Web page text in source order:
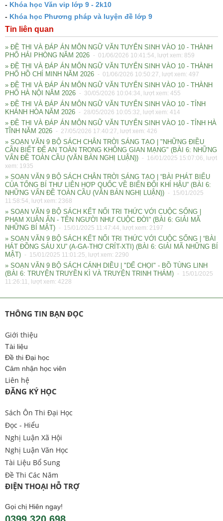
- Khóa học Văn vip lớp 9 - 2k10
- Khóa học Phương pháp và luyện đề lớp 9
Tin liên quan
» ĐỀ THI VÀ ĐÁP ÁN MÔN NGỮ VĂN TUYỂN SINH VÀO 10 - THÀNH
PHỐ HẢI PHÒNG NĂM 2026 - 01/06/2026 10:41:54, lượt xem: 859
» ĐỀ THI VÀ ĐÁP ÁN MÔN NGỮ VĂN TUYỂN SINH VÀO 10 - THÀNH
PHỐ HỒ CHÍ MINH NĂM 2026 - 01/06/2026 10:50:27, lượt xem: 497
» ĐỀ THI VÀ ĐÁP ÁN MÔN NGỮ VĂN TUYỂN SINH VÀO 10 - THÀNH
PHỐ HÀ NỘI NĂM 2026 - 30/05/2026 10:04:34, lượt xem: 455
» ĐỀ THI VÀ ĐÁP ÁN MÔN NGỮ VĂN TUYỂN SINH VÀO 10 - TỈNH
KHÁNH HÒA NĂM 2026 - 28/05/2026 10:05:32, lượt xem: 414
» ĐỀ THI VÀ ĐÁP ÁN MÔN NGỮ VĂN TUYỂN SINH VÀO 10 - TỈNH HÀ
TĨNH NĂM 2026 - 27/05/2026 17:40:27, lượt xem: 426
» SOẠN VĂN 9 BỘ SÁCH CHÂN TRỜI SÁNG TẠO | "NHỮNG ĐIỀU
CẦN BIẾT ĐỂ AN TOÀN TRONG KHÔNG GIAN MẠNG" (BÀI 6: NHỮNG
VẤN ĐỀ TOÀN CẦU (VĂN BẢN NGHỊ LUẬN)) - 16/01/2025 15:07:06, lượt
xem: 1935
» SOẠN VĂN 9 BỘ SÁCH CHÂN TRỜI SÁNG TẠO | “BÀI PHÁT BIỂU
CỦA TỔNG BÍ THƯ LIÊN HỢP QUỐC VỀ BIẾN ĐỔI KHÍ HẬU” (BÀI 6:
NHỮNG VẤN ĐỀ TOÀN CẦU (VĂN BẢN NGHỊ LUẬN)) - 15/01/2025
11:58:54, lượt xem: 2368
» SOẠN VĂN 9 BỘ SÁCH KẾT NỐI TRI THỨC VỚI CUỘC SỐNG |
PHẠM XUÂN ẨN - TÊN NGƯỜI NHƯ CUỘC ĐỜI” (BÀI 6: GIẢI MÃ
NHỮNG BÍ MẬT) - 15/01/2025 11:47:44, lượt xem: 2197
» SOẠN VĂN 9 BỘ SÁCH KẾT NỐI TRI THỨC VỚI CUỘC SỐNG | “BÀI
HÁT ĐỒNG SÁU XU” (A-GA-THƠ CRÍT-XTI) (BÀI 6: GIẢI MÃ NHỮNG BÍ
MẬT) - 15/01/2025 11:01:25, lượt xem: 2290
» SOẠN VĂN 9 BỘ SÁCH CÁNH DIỀU | "DẾ CHỌI" - BỒ TÙNG LINH
(BÀI 6: TRUYỆN TRUYỀN KÌ VÀ TRUYỆN TRINH THÁM) - 15/01/2025
11:26:11, lượt xem: 4228
THÔNG TIN BẠN ĐỌC
Giới thiệu
Tài liệu
Đề thi Đại học
Cảm nhận học viên
Liên hệ
ĐĂNG KÝ HỌC
Sách Ôn Thi Đại Học
Đọc - Hiểu
Nghị Luận Xã Hội
Nghị Luận Văn Học
Tài Liệu Bổ Sung
Đề Thi Các Năm
ĐIỆN THOẠI HỖ TRỢ
Gọi chị Hiên ngay!